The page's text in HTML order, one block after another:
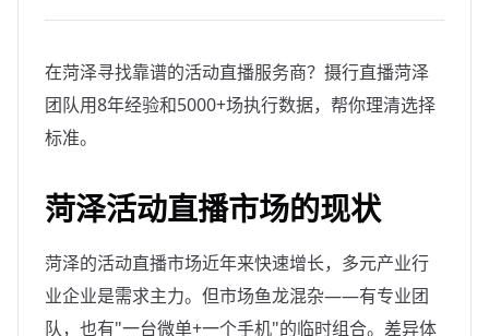
在菏泽寻找靠谱的活动直播服务商？摄行直播菏泽
团队用8年经验和5000+场执行数据，帮你理清选择
标准。
菏泽活动直播市场的现状
菏泽的活动直播市场近年来快速增长，多元产业行
业企业是需求主力。但市场鱼龙混杂——有专业团
队，也有"一台微单+一个手机"的临时组合。差异体